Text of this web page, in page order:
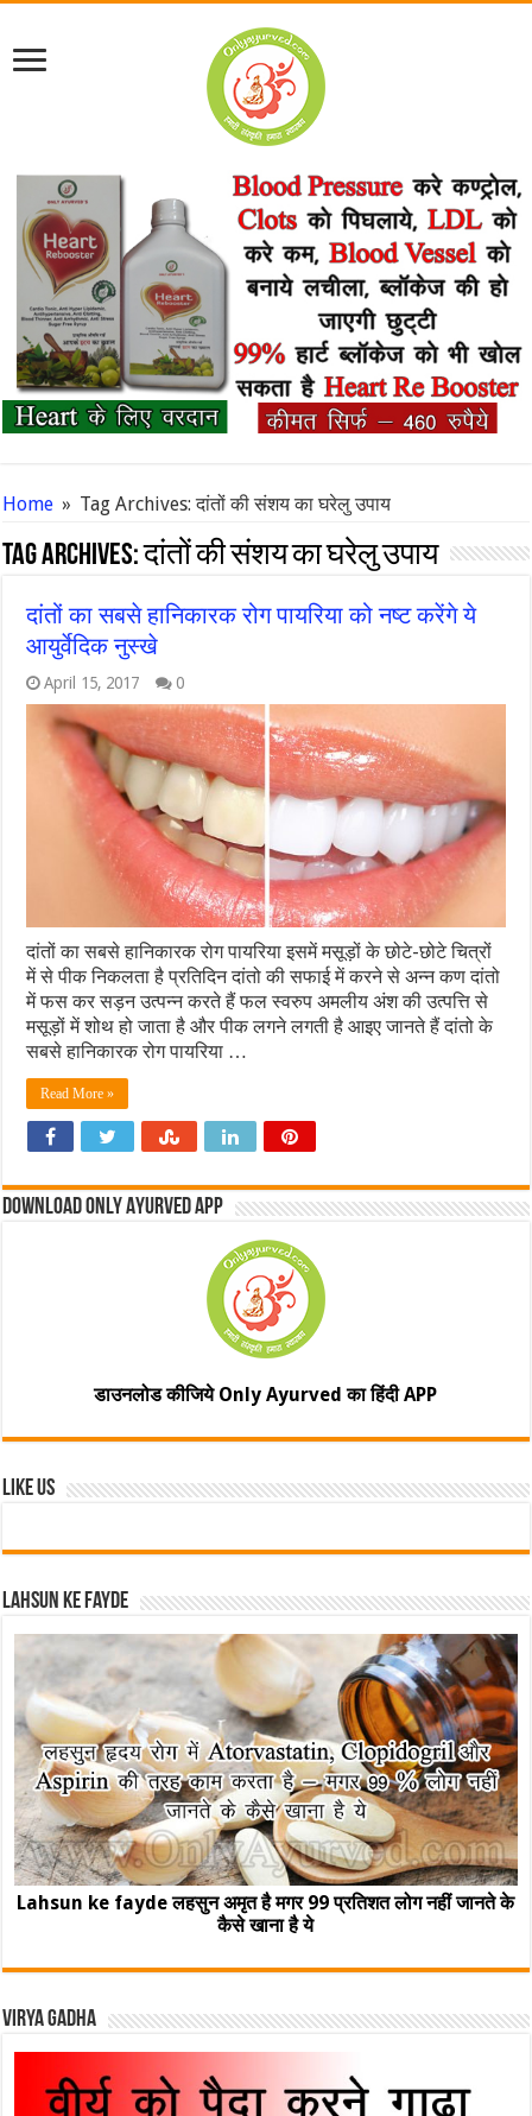
Home » Tag Archives: दांतों की संशय का घरेलु उपाय
Tag Archives:दांतों की संशय का घरेलु उपाय
दांतों का सबसे हानिकारक रोग पायरिया को नष्ट करेंगे ये
आयुर्वेदिक नुस्खे
April 15, 2017 0
दांतों का सबसे हानिकारक रोग पायरिया इसमें मसूड़ों के छोटे-छोटे चित्रों
में से पीक निकलता है प्रतिदिन दांतो की सफाई में करने से अन्न कण दांतो
में फस कर सड़न उत्पन्न करते हैं फल स्वरुप अमलीय अंश की उत्पत्ति से
मसूड़ों में शोथ हो जाता है और पीक लगने लगती है आइए जानते हैं दांतो के
सबसे हानिकारक रोग पायरिया …
Read More »
Download Only Ayurved App
डाउनलोड कीजिये Only Ayurved का हिंदी APP
Like Us
Lahsun ke fayde
Lahsun ke fayde लहसुन अमृत है मगर 99 प्रतिशत लोग नहीं जानते के
कैसे खाना है ये
Virya Gadha